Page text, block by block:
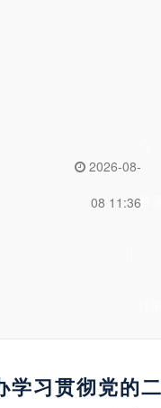
登
2026-08-
08 11:36
学习贯彻党的